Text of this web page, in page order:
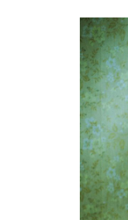
「敗因分析は一切聞かれ
キングの誕生を、目撃せ